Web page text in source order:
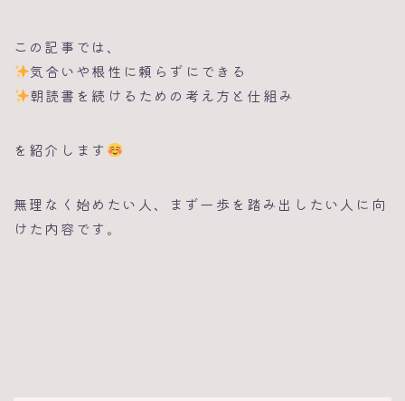
この記事では、
気合いや根性に頼らずにできる
朝読書を続けるための考え方と仕組み
を紹介します
無理なく始めたい人、まず一歩を踏み出したい人に向
けた内容です。